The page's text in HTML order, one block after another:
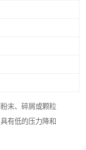
末、碎屑或颗粒
有低的压力降和